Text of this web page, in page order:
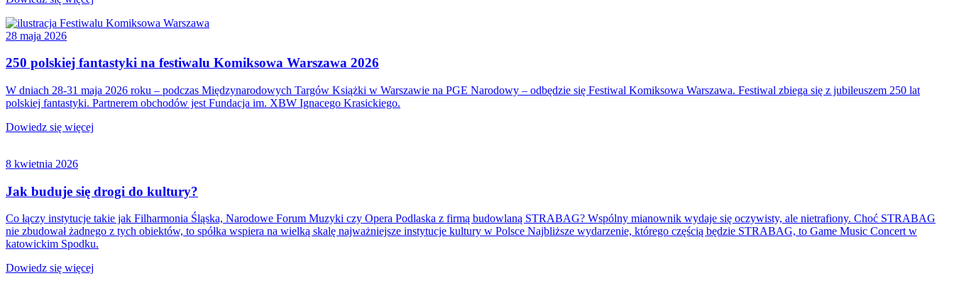
28 maja 2026
250 polskiej fantastyki na festiwalu Komiksowa Warszawa 2026
W dniach 28-31 maja 2026 roku – podczas Międzynarodowych Targów Książki w Warszawie na PGE Narodowy – odbędzie się Festiwal Komiksowa Warszawa. Festiwal zbiega się z jubileuszem 250 lat
polskiej fantastyki. Partnerem obchodów jest Fundacja im. XBW Ignacego Krasickiego.
Dowiedz się więcej
8 kwietnia 2026
Jak buduje się drogi do kultury?
Co łączy instytucje takie jak Filharmonia Śląska, Narodowe Forum Muzyki czy Opera Podlaska z firmą budowlaną STRABAG? Wspólny mianownik wydaje się oczywisty, ale nietrafiony. Choć STRABAG
nie zbudował żadnego z tych obiektów, to spółka wspiera na wielką skalę najważniejsze instytucje kultury w Polsce Najbliższe wydarzenie, którego częścią będzie STRABAG, to Game Music Concert w
katowickim Spodku.
Dowiedz się więcej